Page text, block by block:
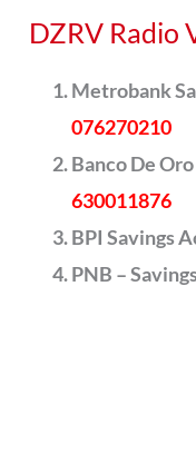
DZRV Radio
Metrobank
076270210
Banco De
630011876
BPI Savings
PNB –